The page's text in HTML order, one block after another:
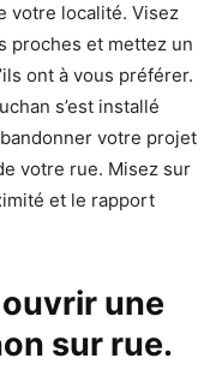
votre localité. Visez
proches et mettez un
ont à vous préférer.
s’est installé
votre projet
votre rue. Misez sur
et le rapport
ouvrir une
sur rue.